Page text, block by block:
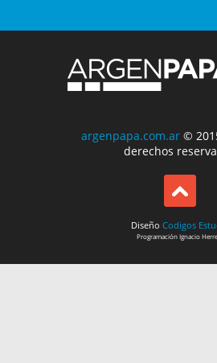
argenpapa.com.ar ©
derechos
Diseño Codigos
ProgramaciónIgnacio